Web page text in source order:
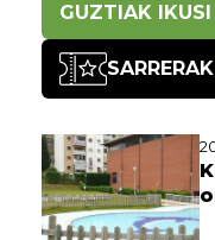
GUZTIAK IKUSI